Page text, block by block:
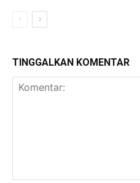
TINGGALKAN KOMENTAR